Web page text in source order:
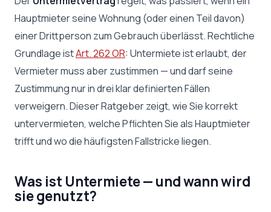
Hauptmieter seine Wohnung (oder einen Teil davon)
einer Drittperson zum Gebrauch überlässt. Rechtliche
Grundlage istArt. 262 OR: Untermiete ist erlaubt, der
Vermieter muss aber zustimmen — und darf seine
Zustimmung nur in drei klar definierten Fällen
verweigern. Dieser Ratgeber zeigt, wie Sie korrekt
untervermieten, welche Pflichten Sie als Hauptmieter
trifft und wo die häufigsten Fallstricke liegen.
Was ist Untermiete — und wann wird
sie genutzt?